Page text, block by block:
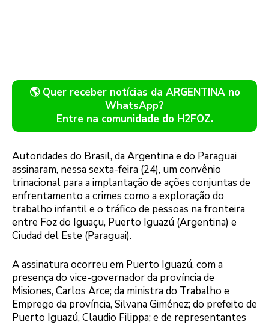
🌎 Quer receber notícias da ARGENTINA no
WhatsApp?
Entre na comunidade do H2FOZ.
Autoridades do Brasil, da Argentina e do Paraguai
assinaram, nessa sexta-feira (24), um convênio
trinacional para a implantação de ações conjuntas de
enfrentamento a crimes como a exploração do
trabalho infantil e o tráfico de pessoas na fronteira
entre Foz do Iguaçu, Puerto Iguazú (Argentina) e
Ciudad del Este (Paraguai).
A assinatura ocorreu em Puerto Iguazú, com a
presença do vice-governador da província de
Misiones, Carlos Arce; da ministra do Trabalho e
Emprego da província, Silvana Giménez; do prefeito de
Puerto Iguazú, Claudio Filippa; e de representantes